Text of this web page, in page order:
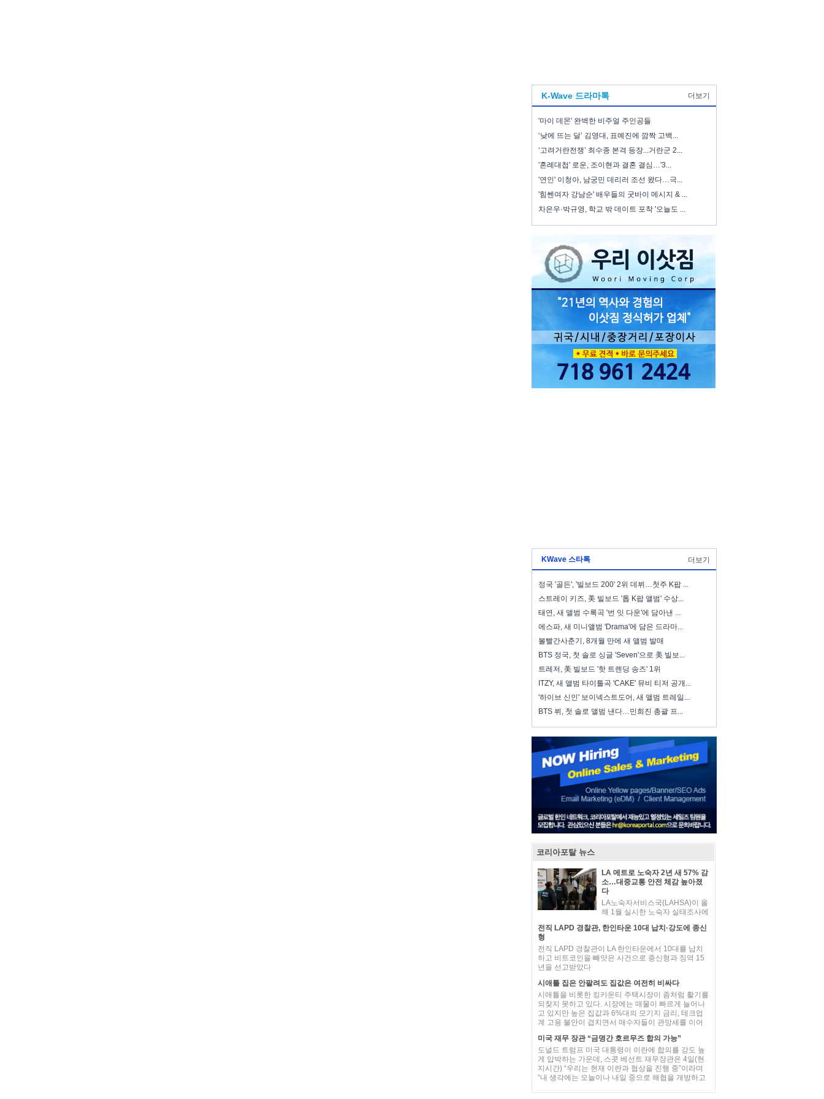
K-Wave 드라마톡 더보기
'마이 데몬' 완벽한 비주얼 주인공들
‘낮에 뜨는 달’ 김영대, 표예진에 깜짝 고백...
‘고려거란전쟁’ 최수종 본격 등장...거란군 2...
'혼례대첩' 로운, 조이현과 결혼 결심…'3...
'연인' 이청아, 남궁민 데리러 조선 왔다…극...
'힘쎈여자 강남순' 배우들의 굿바이 메시지 & ...
차은우·박규영, 학교 밖 데이트 포착 '오늘도 ...
KWave 스타톡 더보기
정국 '골든', '빌보드 200' 2위 데뷔…첫주 K팝 ...
스트레이 키즈, 美 빌보드 '톱 K팝 앨범' 수상...
태연, 새 앨범 수록곡 '번 잇 다운'에 담아낸 ...
에스파, 새 미니앨범 'Drama'에 담은 드라마...
볼빨간사춘기, 8개월 만에 새 앨범 발매
BTS 정국, 첫 솔로 싱글 'Seven'으로 美 빌보...
트레저, 美 빌보드 '핫 트렌딩 송즈' 1위
ITZY, 새 앨범 타이틀곡 'CAKE' 뮤비 티저 공개...
'하이브 신인' 보이넥스트도어, 새 앨범 트레일...
BTS 뷔, 첫 솔로 앨범 낸다…민희진 총괄 프...